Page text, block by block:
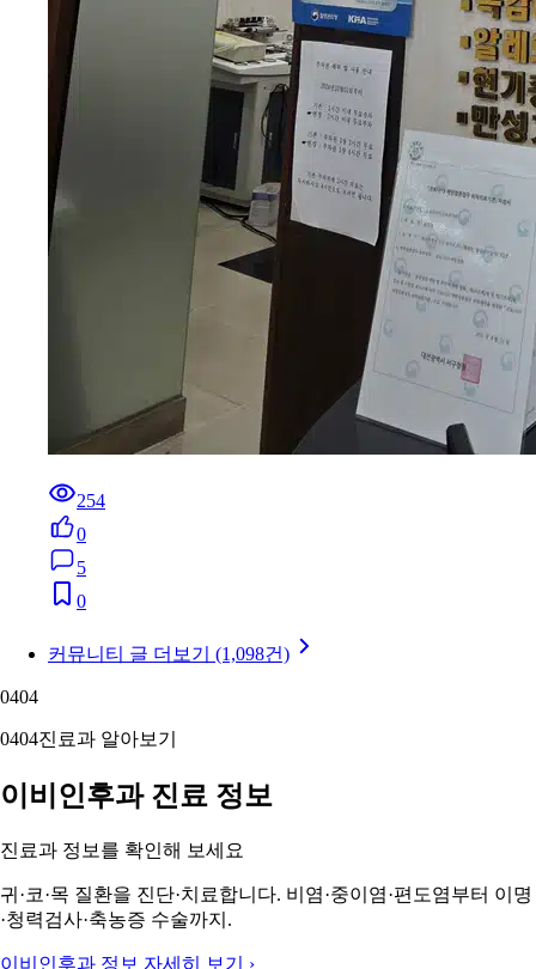
254
0
5
0
커뮤니티 글 더보기 (1,098건)
0404
0404진료과 알아보기
이비인후과 진료 정보
진료과 정보를 확인해 보세요
귀·코·목 질환을 진단·치료합니다. 비염·중이염·편도염부터 이명
·청력검사·축농증 수술까지.
이비인후과 정보 자세히 보기 ›